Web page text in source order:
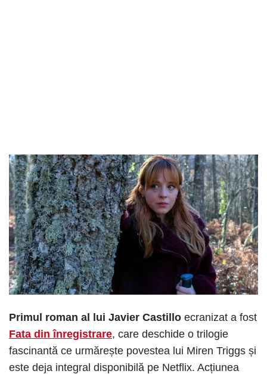
Primul roman al lui Javier Castillo ecranizat a fost
Fata din înregistrare, care deschide o trilogie
fascinantă ce urmărește povestea lui Miren Triggs și
este deja integral disponibilă pe Netflix. Acțiunea